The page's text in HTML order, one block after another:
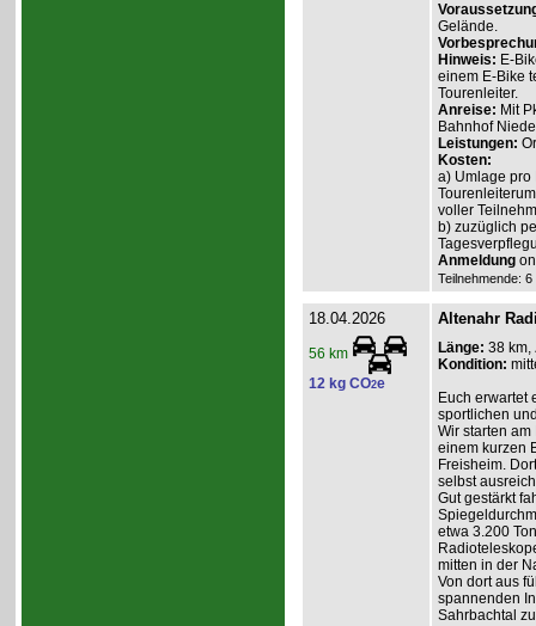
Gelände.
Hinweis: E-
einem E-Bike
Tourenleiter.
Anreise: Mit
Bahnhof
Leistungen:
Kosten:
a) Umlage pro
voller
b) zuzüglich
Anmeldung
Teilnehmende:
18.04.2026
56 km
12 kg CO2e
Altenahr
Länge: 38 km,
Kondition:
Euch erwartet
sportlichen
Wir starten
einem kurzen
Freisheim.
selbst
Gut gestärkt
etwa 3.200
mitten in der
Von dort aus
spannenden
Sahrbachtal